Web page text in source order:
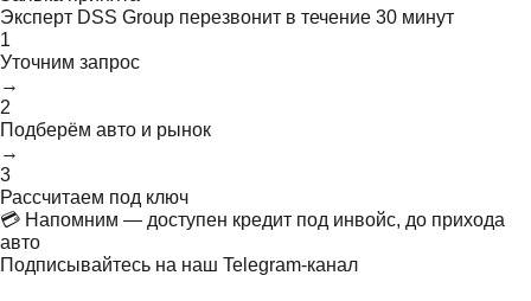
Эксперт DSS Group перезвонит в течение 30 минут
1
Уточним запрос
→
2
Подберём авто и рынок
→
3
Рассчитаем под ключ
💳 Напомним — доступен кредит под инвойс, до прихода
авто
Подписывайтесь на наш Telegram-канал